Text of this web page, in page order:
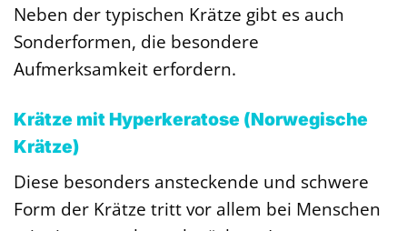
Neben der typischen Krätze gibt es auch
Sonderformen, die besondere
Aufmerksamkeit erfordern.
Krätze mit Hyperkeratose (Norwegische
Krätze)
Diese besonders ansteckende und schwere
Form der Krätze tritt vor allem bei Menschen